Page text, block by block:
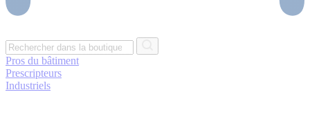
Pros du bâtiment
Prescripteurs
Industriels